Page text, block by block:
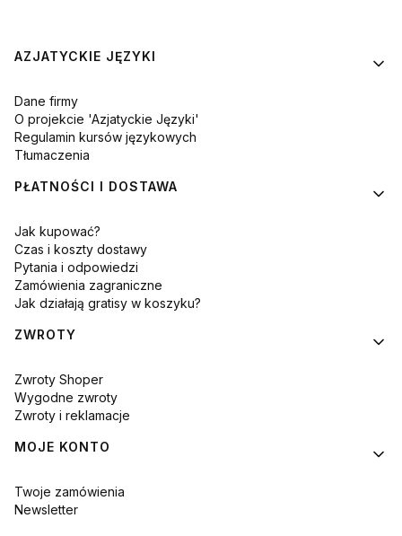
Linki w stopce
AZJATYCKIE JĘZYKI
Dane firmy
O projekcie 'Azjatyckie Języki'
Regulamin kursów językowych
Tłumaczenia
PŁATNOŚCI I DOSTAWA
Jak kupować?
Czas i koszty dostawy
Pytania i odpowiedzi
Zamówienia zagraniczne
Jak działają gratisy w koszyku?
ZWROTY
Zwroty Shoper
Wygodne zwroty
Zwroty i reklamacje
MOJE KONTO
Twoje zamówienia
Newsletter